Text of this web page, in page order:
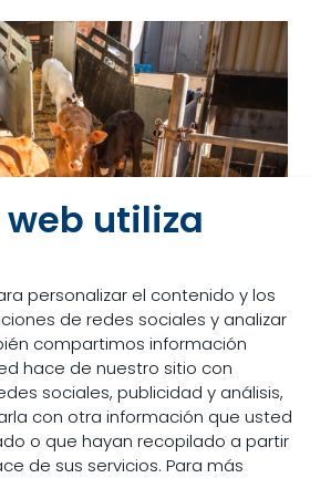
utiliza
personalizar el contenido y los
de redes sociales y analizar
compartimos información
hace de nuestro sitio con
sociales, publicidad y análisis,
con otra información que usted
o que hayan recopilado a partir
de sus servicios. Para más
en el
pueden afectar